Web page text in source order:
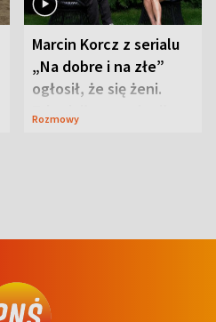
Marcin Korcz z serialu
„Na dobre i na złe”
ogłosił, że się żeni.
Zdradził, co zmienił
Rozmowy